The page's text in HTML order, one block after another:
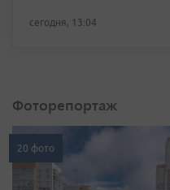
сегодня, 13:04
Фоторепортаж
20 фото